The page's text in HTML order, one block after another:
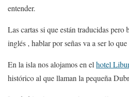
entender.
Las cartas si que están traducidas pero
inglés , hablar por señas va a ser lo
En la isla nos alojamos en el hotel
histórico al que llaman la pequeña